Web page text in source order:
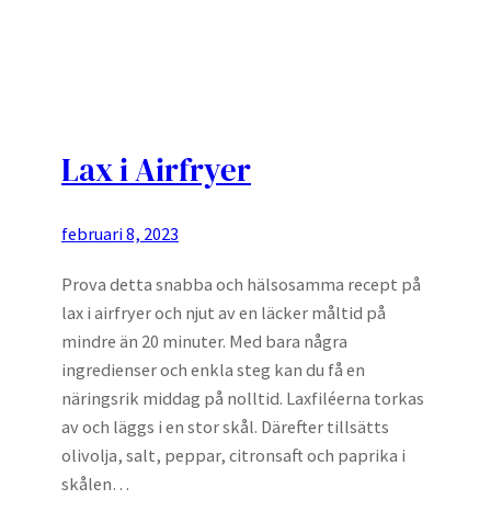
Lax i Airfryer
februari 8, 2023
Prova detta snabba och hälsosamma recept på
lax i airfryer och njut av en läcker måltid på
mindre än 20 minuter. Med bara några
ingredienser och enkla steg kan du få en
näringsrik middag på nolltid. Laxfiléerna torkas
av och läggs i en stor skål. Därefter tillsätts
olivolja, salt, peppar, citronsaft och paprika i
skålen…